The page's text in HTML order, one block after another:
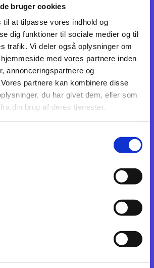
bruger cookies
til at tilpasse vores indhold og
dig funktioner til sociale medier og til
trafik. Vi deler også oplysninger om
med vores partnere inden
annonceringspartnere og
partnere kan kombinere disse
du har givet dem, eller som
din brug af deres tjenester.
Troels Lund Poulsen tilliden til
Lentfer, som nu er foirtid. Fyringen løser dog på
problemer, som er vokset år for år, mens politikerne
besparelser,i en grad, så Forsvaret ikke
Christiansborg har fået
som de ønskede"
With: